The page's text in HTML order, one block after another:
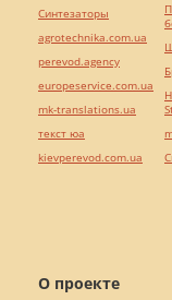
О проекте
Синтезаторы
agrotechnika.com.ua
perevod.agency
europeservice.com.ua
mk-translations.ua
текст юа
kievperevod.com.ua